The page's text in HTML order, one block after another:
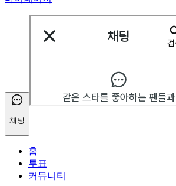
채팅
홈
투표
커뮤니티